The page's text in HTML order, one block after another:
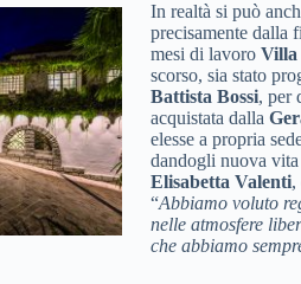
In realtà si può
precisamente dalla
mesi di lavoro
scorso, sia stato
Battista Bossi, per
acquistata dalla
elesse a propria
dandogli nuova
Elisabetta Valenti,
“Abbiamo voluto
nelle atmosfere
che abbiamo